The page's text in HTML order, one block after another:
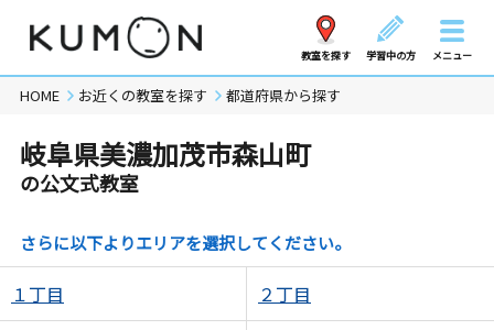
教室を探す 学習中の方 メニュー
HOME お近くの教室を探す 都道府県から探す
岐阜県美濃加茂市森山町
の公文式教室
さらに以下よりエリアを選択してください。
１丁目 ２丁目